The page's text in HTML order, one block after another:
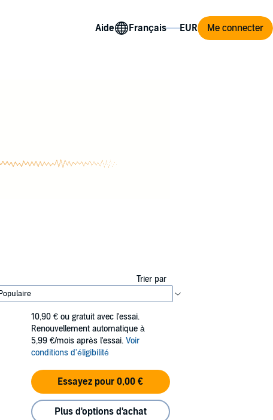
Aide Me connecter
Trier par
10,90 € ou gratuit avec l'essai.
Renouvellement automatique à
5,99 €/mois après l'essai. Voir
conditions d'éligibilité
Essayez pour 0,00 €
Plus d'options d'achat